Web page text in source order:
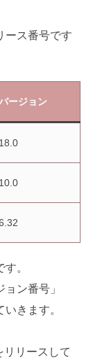
ース番号です
ージョン
。
ン番号」
きます。
リースして